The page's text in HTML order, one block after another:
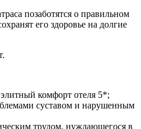
позаботятся о правильном
его здоровье на долгие
комфорт отеля 5*;
суставом и нарушенным
трудом, нуждающегося в